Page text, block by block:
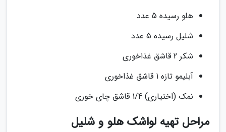
هلو رسیده 5 عدد
شلیل رسیده 5 عدد
شکر 2 قاشق غذاخوری
آبلیمو تازه 1 قاشق غذاخوری
نمک (اختیاری) 1/4 قاشق چای خوری
مراحل تهیه لواشک هلو و شلیل